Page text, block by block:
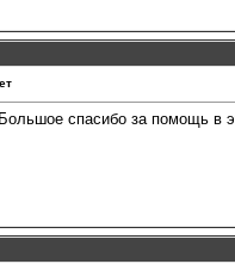
спасибо за помощь в